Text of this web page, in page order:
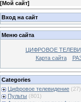
[Мой сайт]
Вход на сайт
Меню сайта
ЦИФРОВОЕ
Карта сайта
Categories
Цифровое телевидение (27)
Пульты (801)